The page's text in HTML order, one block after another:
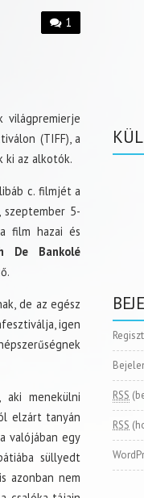
1
(TIFF), a
ki az alkotók.
c. filmjét a
szeptember 5-
film hazai és
De Bankolé
de az egész
igen
menekülni
elzárt tanyán
valójában egy
süllyedt
azonban nem
RSS
RSS